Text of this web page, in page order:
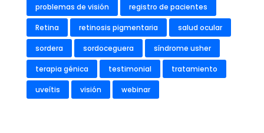
problemas de visión registro de pacientes
Retina retinosis pigmentaria salud ocular
sordera sordoceguera síndrome usher
terapia génica testimonial tratamiento
uveítis visión webinar